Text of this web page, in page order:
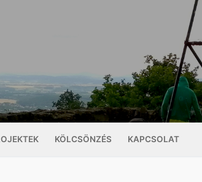
KÖLCSÖNZÉS KAPCSOLAT